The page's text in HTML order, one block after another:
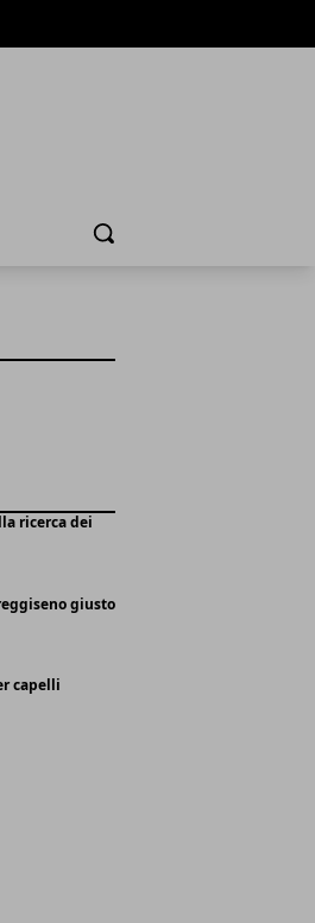
Cerca
ricerca dei
giusto
capelli